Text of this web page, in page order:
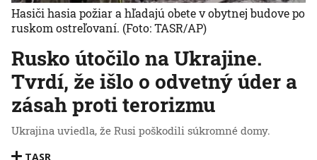
Rusko útočilo na Ukrajine.
Tvrdí, že išlo o odvetný úder a
zásah proti terorizmu
Ukrajina uviedla, že Rusi poškodili súkromné domy.
TASR
Hasiči hasia požiar a hľadajú obete v obytnej budove po
ruskom ostreľovaní. (Foto: TASR/AP)